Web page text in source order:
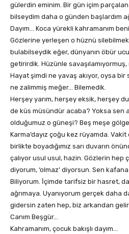
gülerdin eminim. Bir gün içim
bilseydim daha o günden başlardım
Dayım… Koca yürekli kahramanım
Gözlerine yerleşen o hüznü
bulabilseydik eğer, dünyanın öbür
getirirdik. Hüzünle
Hayat şimdi ne yavaş akıyor, oysa
ne zalimmiş meğer… Bilemedik.
Herşey yarım, herşey eksik, herşey
de küs müsündür acaba? Yoksa sen
olduğumuz o güneşi? Beş meşe
Karma’dayız çoğu kez rüyamda.
birlikte boyadığımız sarı duvarın
çalıyor usul usul, hazin. Gözlerin hep
diyorum, ‘olmaz’ diyorsun. Sen
Biliyorum. İçimde tarifsiz bir hasret,
ağrımaya. Uyanıyorum gerçek daha
gidersin zaten hep, biz arkandan
Canım Beşgür…
Kahramanım, çocuk bakışlı dayım…